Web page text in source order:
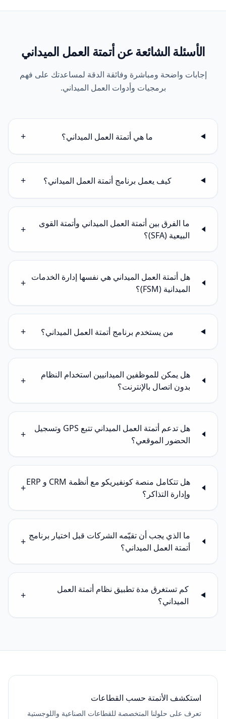
الأسئلة الشائعة عن أتمتة العمل الميداني
إجابات واضحة ومباشرة وفائقة الدقة لمساعدتك على فهم
برمجيات وأدوات العمل الميداني.
ما هي أتمتة العمل الميداني؟ +
كيف يعمل برنامج أتمتة العمل الميداني؟ +
ما الفرق بين أتمتة العمل الميداني وأتمتة القوى
البيعية (SFA)؟
+
هل أتمتة العمل الميداني هي نفسها إدارة الخدمات
الميدانية (FSM)؟
+
من يستخدم برنامج أتمتة العمل الميداني؟ +
هل يمكن للموظفين الميدانيين استخدام النظام
بدون اتصال بالإنترنت؟
+
هل تدعم أتمتة العمل الميداني تتبع GPS وتسجيل
الحضور الموقعي؟
+
هل تتكامل منصة كونفيريكو مع أنظمة CRM و ERP
وإدارة التذاكر؟
+
ما الذي يجب أن تقيّمه الشركات قبل اختيار برنامج
أتمتة العمل الميداني؟
+
كم تستغرق مدة تطبيق نظام أتمتة العمل
الميداني؟
+
استكشف الأتمتة حسب القطاعات
تعرف على حلولنا المتخصصة للقطاعات الصناعية واللوجستية